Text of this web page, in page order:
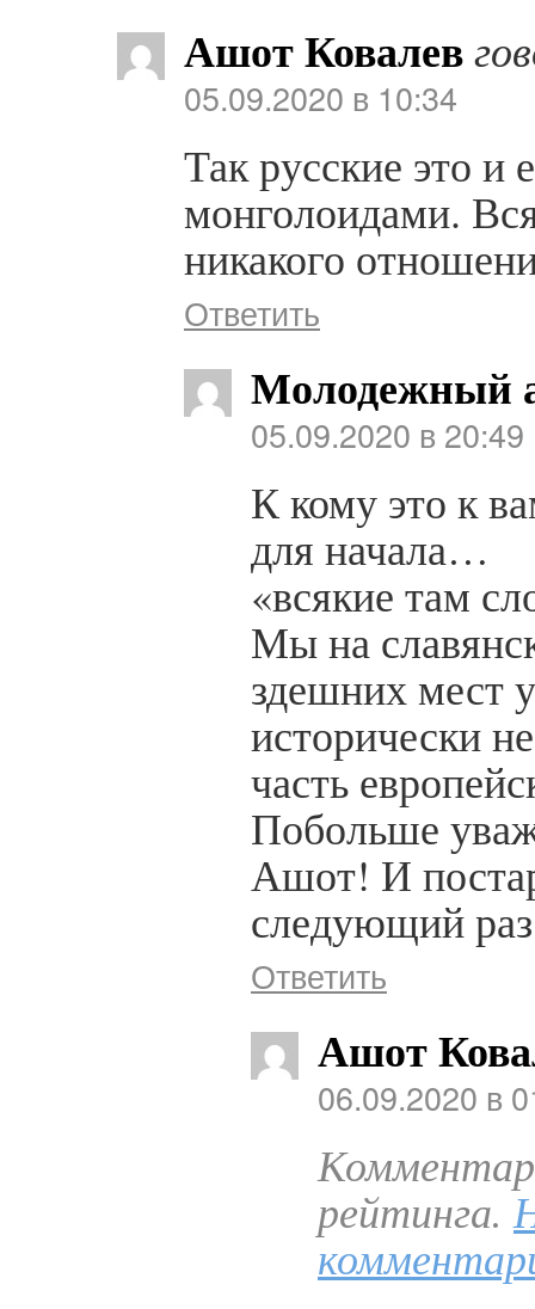
Ашот Ковалев
05.09.2020 в 10:34
Так русские это и
монголоидами.
никакого
Ответить
Молодежный
05.09.2020 в 20:49
К кому это к
для начала…
«всякие там
Мы на
здешних мест
исторически
часть
Побольше
Ашот! И
следующий
Ответить
Ашот
06.09.2020 в
рейтинга.